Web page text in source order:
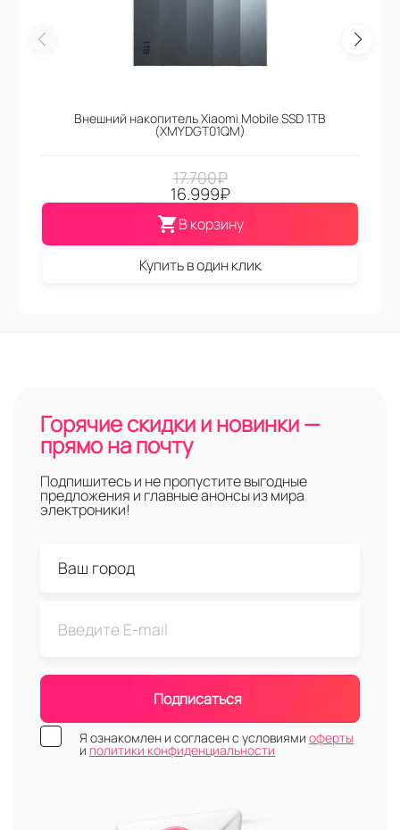
Внешний накопитель Xiaomi Mobile SSD 1TB
(XMYDGT01QM)
17.700₽
16.999₽
В корзину
Купить в один клик
Горячие скидки и новинки —
прямо на почту
Подпишитесь и не пропустите выгодные
предложения и главные анонсы из мира
электроники!
Подписаться
Я ознакомлен и согласен с условиями оферты
и политики конфиденциальности